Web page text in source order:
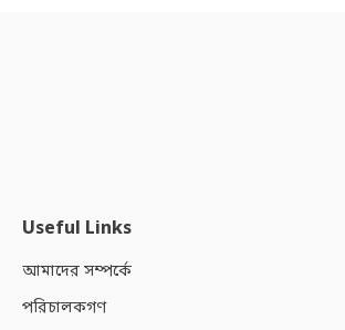
Useful Links
আমাদের সম্পর্কে
পরিচালকগণ